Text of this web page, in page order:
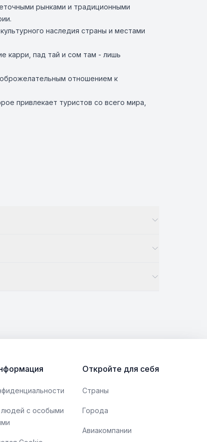
рынками и традиционными
наследия страны и местами
карри, пад тай и сом там - лишь
отношением к
привлекает туристов со всего мира,
людей с особыми
Откройте для себя
Страны
Города
Авиакомпании